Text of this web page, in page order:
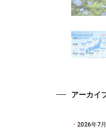
アーカイ
2026年7月